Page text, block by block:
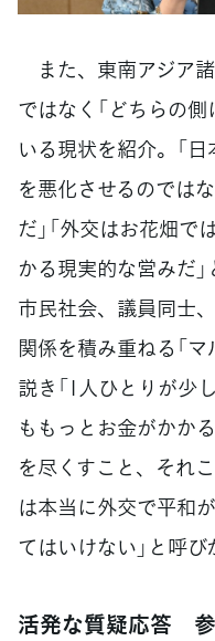
また、東南アジア
ではなく「どちらの
いる現状を紹介。「
を悪化させるのでは
だ」「外交はお花畑
かる現実的な営みだ
市民社会、議員同士
関係を積み重ねる「
説き「1人ひとりが少
ももっとお金がかか
を尽くすこと、それ
は本当に外交で平和
てはいけない」と呼び
活発な質疑応答